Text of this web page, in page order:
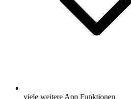
viele weitere App Funktionen